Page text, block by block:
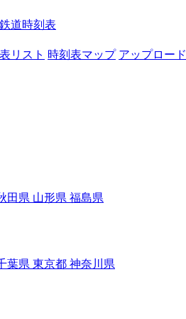
道時刻表
リスト 時刻表マップ アップロード
田県 山形県 福島県
葉県 東京都 神奈川県